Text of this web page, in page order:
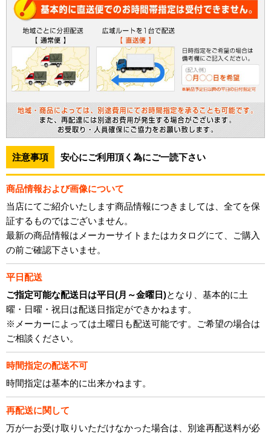
注意事項 安心にご利用頂く為にご一読下さい
商品情報および画像について
当店にてご紹介いたします商品情報につきましては、全てを保
証するものではございません。
最新の商品情報はメーカーサイトまたはカタログにて、ご購入
の前ご確認下さいませ。
平日配送
ご指定可能な配送日は平日(月～金曜日)となり、基本的に土
曜・日曜・祝日は配送日指定ができかねます。
※メーカーによっては土曜日も配送可能です。ご希望の場合は
ご相談ください。
時間指定の配送不可
時間指定は基本的に出来かねます。
再配送に関して
万が一お受け取りいただけなかった場合は、別途再配送料が必